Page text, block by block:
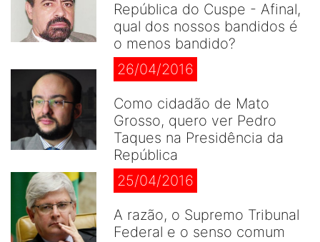
República do Cuspe - Afinal,
qual dos nossos bandidos é
o menos bandido?
26/04/2016
Como cidadão de Mato
Grosso, quero ver Pedro
Taques na Presidência da
República
25/04/2016
A razão, o Supremo Tribunal
Federal e o senso comum